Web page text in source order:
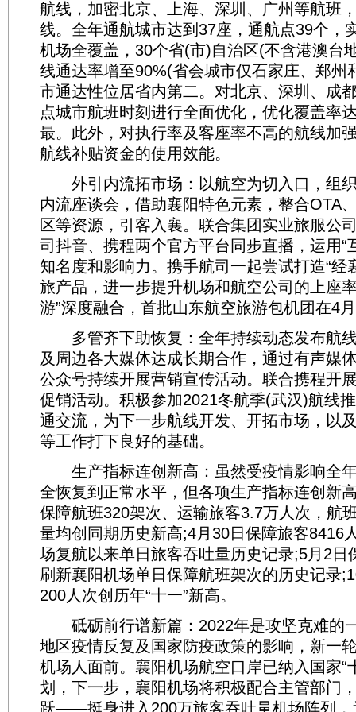
航线，加密北京、上海、深圳、广州等航班
线。全年通航城市达到37座，通航点39个，
机场全覆盖，30个省(市)自治区(不含港澳台
线通达率增至90%(省会城市仅石家庄、郑州
市通达性位居省内第二。对北京、深圳、成
点城市航班时刻进行全面优化，优化覆盖率
最。此外，对执行率及客座率不高的航线加
航线补贴资金的使用效能。
外引内流拓市场：以航空为切入口，组
内流座谈会，借助襄阳特色元素，整合OTA
区等资源，引客入襄。联合集团实业旅服公
司抖音、携程两个官方平台同步直播，运用“
知名度和影响力。携手航司一起尝试打造“经
旅产品，进一步提升机场和航空公司的上座
游”深度融合，首批山东航空旅游包机团在4
多管齐下助恢复：全年持续动态发布航
及周边各大媒体达成长期合作，通过有声媒
公众号持续开展营销宣传活动。联合携程开
促销活动。积极参加2021冬航季(武汉)航线
通交流，为下一步航线开发、开拓市场，以
等工作打下良好的基础。
生产指标连创新高：虽然受疫情影响全
全恢复到正常水平，但各项生产指标连创新
保障航班320架次、运输旅客3.7万人次，航
量均创同期历史新高;4月30日保障旅客8416
场复航以来单日旅客吞吐量历史记录;5月2日
刷新襄阳机场单日保障航班架次的历史记录
200人次创历年“十一”新高。
砥砺前行谱新篇：2022年是攻坚克难的
地区疫情反复及国家防疫政策的影响，新一
机场人面前。襄阳机场航空口岸已纳入国家“
划，下一步，襄阳机场将积极配合主管部门
跃——挺身进入200万旅客吞吐量机场阵列，